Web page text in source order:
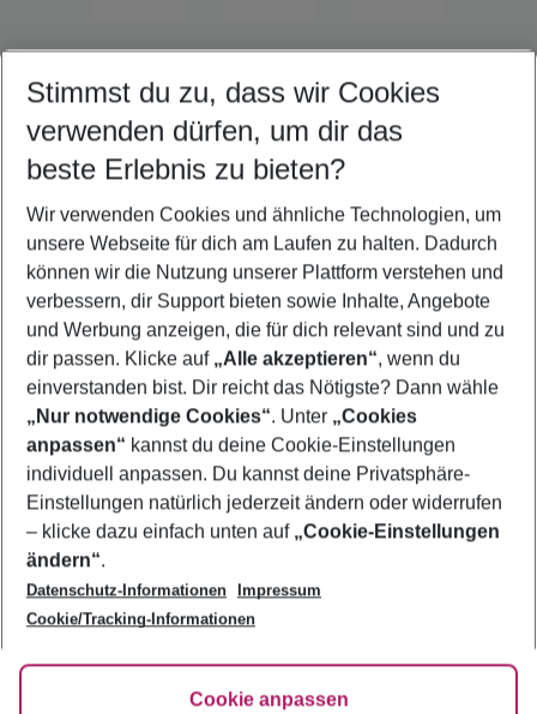
Quicklinks
Familienurlaub Albena
Frübucher Angebote Albena für 2026
Flug & Hotel Albena
Pauschalreisen Albena
Urlaub Albena
Footer
Footer navigation
Über uns
AGB
Bestpreisgarantie
Cookie-Einstellungen ändern
Cookie-Richtlinie
Agenturbetreuung
Barrierefreies Reisen
HanseMerkur Reiseversicherung
Folge uns
Stimmst du zu, dass wir Cookies
verwenden dürfen, um dir das
beste Erlebnis zu bieten?
Wir verwenden Cookies und ähnliche Technologien, um
unsere Webseite für dich am Laufen zu halten. Dadurch
können wir die Nutzung unserer Plattform verstehen und
verbessern, dir Support bieten sowie Inhalte, Angebote
und Werbung anzeigen, die für dich relevant sind und zu
dir passen. Klicke auf „Alle akzeptieren“, wenn du
einverstanden bist. Dir reicht das Nötigste? Dann wähle
„Nur notwendige Cookies“. Unter „Cookies
anpassen“ kannst du deine Cookie-Einstellungen
individuell anpassen. Du kannst deine Privatsphäre-
Einstellungen natürlich jederzeit ändern oder widerrufen
– klicke dazu einfach unten auf „Cookie-Einstellungen
ändern“.
Datenschutz-Informationen
Impressum
Cookie/Tracking-Informationen
Cookie anpassen